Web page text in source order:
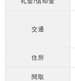
交通
住所
間取